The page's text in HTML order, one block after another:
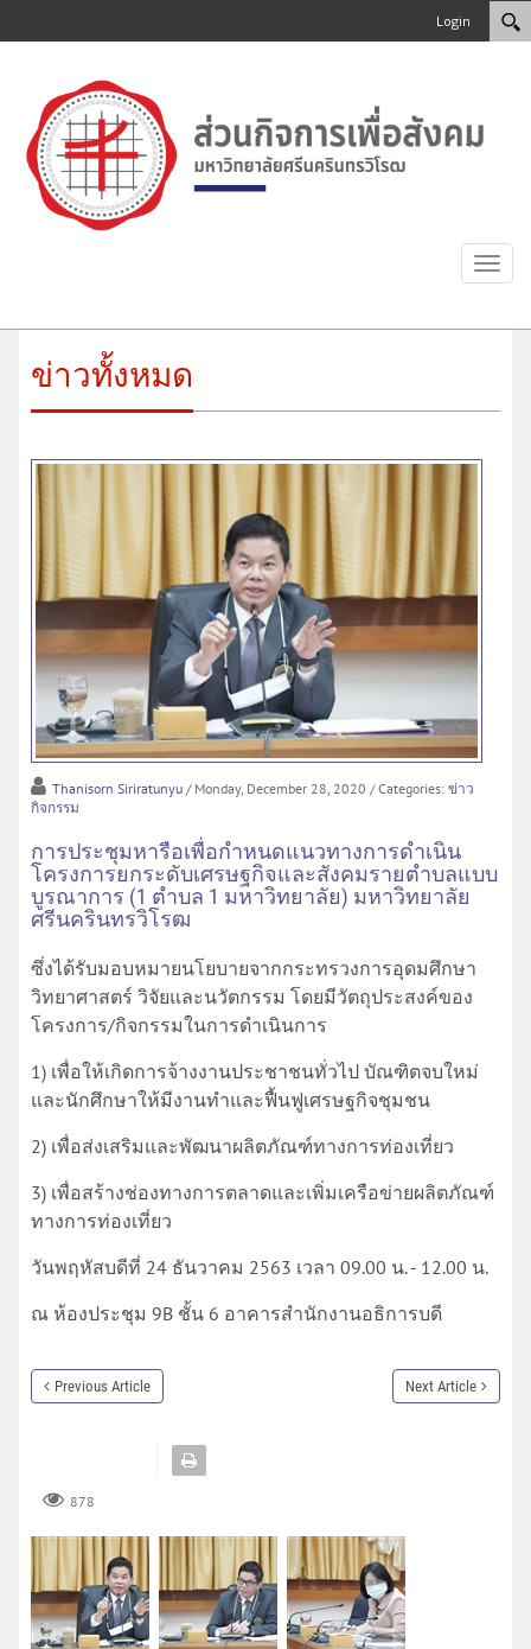
Login
ข่าวทั้งหมด
Thanisorn Siriratunyu / Monday, December 28, 2020 / Categories: ข่าว
กิจกรรม
การประชุมหารือเพื่อกำหนดแนวทางการดำเนิน
โครงการยกระดับเศรษฐกิจและสังคมรายตำบลแบบ
บูรณาการ (1 ตำบล 1 มหาวิทยาลัย) มหาวิทยาลัย
ศรีนครินทรวิโรฒ
ซึ่งได้รับมอบหมายนโยบายจากกระทรวงการอุดมศึกษา
วิทยาศาสตร์ วิจัยและนวัตกรรม โดยมีวัตถุประสงค์ของ
โครงการ/กิจกรรมในการดำเนินการ
1) เพื่อให้เกิดการจ้างงานประชาชนทั่วไป บัณฑิตจบใหม่
และนักศึกษาให้มีงานทำและฟื้นฟูเศรษฐกิจชุมชน
2) เพื่อส่งเสริมและพัฒนาผลิตภัณฑ์ทางการท่องเที่ยว
3) เพื่อสร้างช่องทางการตลาดและเพิ่มเครือข่ายผลิตภัณฑ์
ทางการท่องเที่ยว
วันพฤหัสบดีที่ 24 ธันวาคม 2563 เวลา 09.00 น. - 12.00 น.
ณ ห้องประชุม 9B ชั้น 6 อาคารสำนักงานอธิการบดี
Previous Article Next Article
878